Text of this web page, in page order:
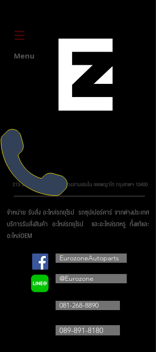
Menu
213-215 ถ.วิภาวดี รังสิต แขวงสามเสนใน เขตพญาไท กรุงเทพฯ 10400
จำหน่าย รับสั่ง อะไหล่รถยุโรป รถซุปเปอร์คาร์ จากต่างประเทศ
บริการรับสั่งสินค้า อะไหล่รถยุโรป และอะไหล่รถหรู ทั้งแท้และ
อะไหล่OEM
EurozoneAutoparts
@Eurozone
081-268-8890
089-891-8180